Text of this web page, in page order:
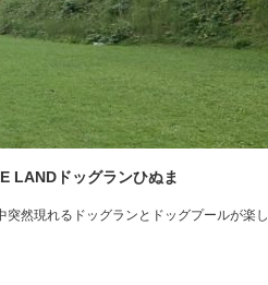
LANDドッグランひぬま
然現れるドッグランとドッグプールが楽し